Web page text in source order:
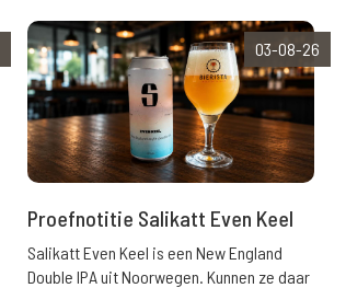
03-08-26
Proefnotitie Salikatt Even Keel
Salikatt Even Keel is een New England
Double IPA uit Noorwegen. Kunnen ze daar